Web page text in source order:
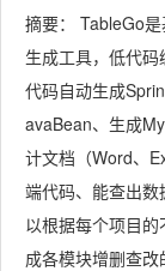
摘要： TableGo
生成工具，低代
代码自动生成
avaBean、生成
计文档（Word、
端代码、能查出
以根据每个项目
成各模块增删查